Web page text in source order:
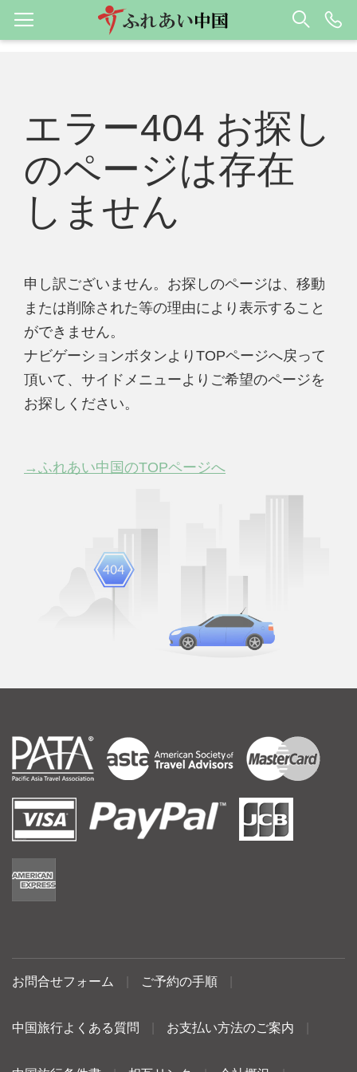
エラー404 お探し
のページは存在
しません
申し訳ございません。お探しのページは、移動
または削除された等の理由により表示すること
ができません。
ナビゲーションボタンよりTOPページへ戻って
頂いて、サイドメニューよりご希望のページを
お探しください。
→ふれあい中国のTOPページへ
お問合せフォーム ご予約の手順
中国旅行よくある質問 お支払い方法のご案内